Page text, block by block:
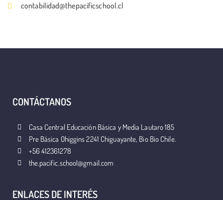
contabilidad@thepacificschool.cl
CONTÁCTANOS
Casa Central Educación Básica y Media Lautaro 185
Pre Básica Ohiggins 2241 Chiguayante, Bio Bio Chile.
+56 412361278
the.pacific.school@gmail.com
ENLACES DE INTERÉS